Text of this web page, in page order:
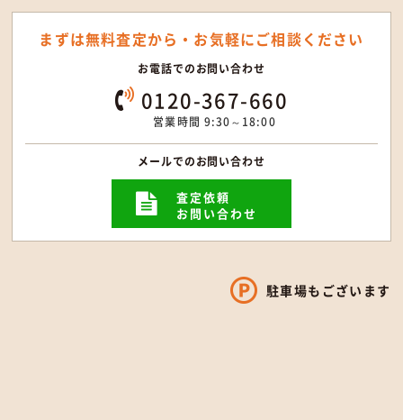
まずは無料査定から・ お気軽にご相談ください
お電話でのお問い合わせ
0120-367-660
営業時間 9:30～18:00
メールでのお問い合わせ
査定依頼
お問い合わせ
駐車場もございます